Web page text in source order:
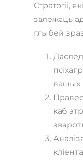
Стратэгіі,
залежаць
глыбей
вашых
каб